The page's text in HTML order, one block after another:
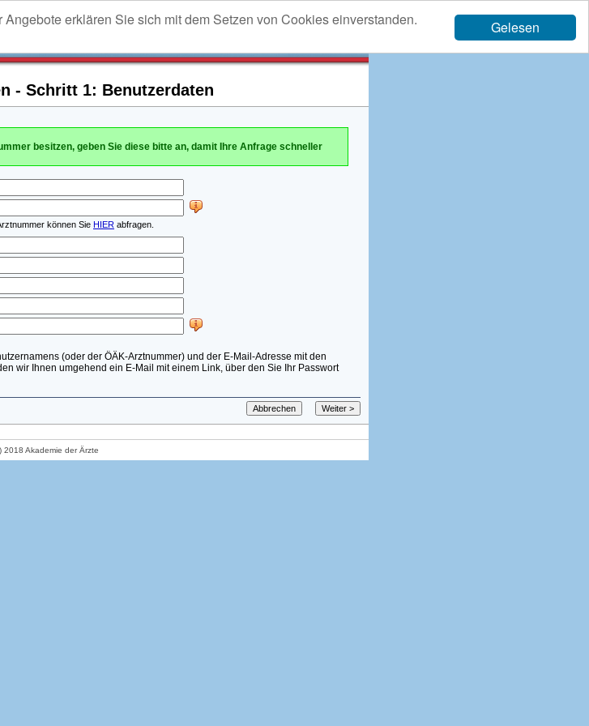
Gelesen
erklären Sie sich mit dem Setzen von Cookies einverstanden.
- Schritt 1: Benutzerdaten
besitzen, geben Sie diese bitte an, damit Ihre Anfrage schneller
können Sie HIER abfragen.
(oder der ÖÄK-Arztnummer) und der E-Mail-Adresse mit den
wir Ihnen umgehend ein E-Mail mit einem Link, über den Sie Ihr Passwort
2018 Akademie der Ärzte